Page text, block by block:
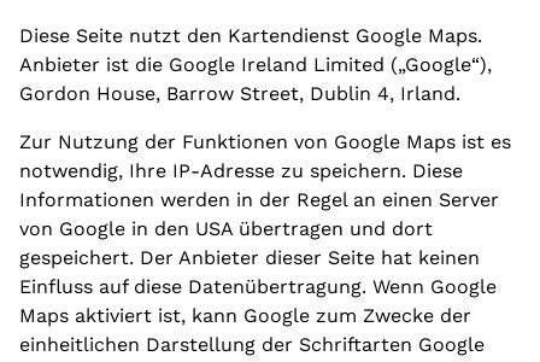
Diese Seite nutzt den Kartendienst Google Maps.
Anbieter ist die Google Ireland Limited („Google“),
Gordon House, Barrow Street, Dublin 4, Irland.
Zur Nutzung der Funktionen von Google Maps ist es
notwendig, Ihre IP-Adresse zu speichern. Diese
Informationen werden in der Regel an einen Server
von Google in den USA übertragen und dort
gespeichert. Der Anbieter dieser Seite hat keinen
Einfluss auf diese Datenübertragung. Wenn Google
Maps aktiviert ist, kann Google zum Zwecke der
einheitlichen Darstellung der Schriftarten Google